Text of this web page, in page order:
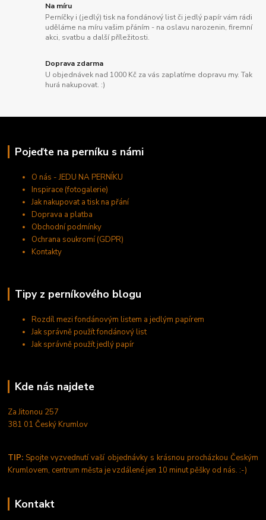
Na míru
Perníčky i (jedlý) tisk na fondánový list či jedlý papír vám rádi
uděláme na míru vašim přáním - na oslavu narozenin, firemní
akci, svatbu a další příležitosti.
Doprava zdarma
U objednávek nad 1000 Kč za vás zaplatíme dopravu my. Tak
hurá nakupovat. :)
Pojeďte na perníku s námi
O nás - JEDU NA PERNÍKU
Inspirace (fotogalerie)
Jak nakupovat a tisk na přání
Doprava a platba
Obchodní podmínky
Ochrana soukromí (GDPR)
Kontakty
Tipy z perníkového blogu
Rozdíl mezi fondánovým listem a jedlým papírem
Jak správně použít fondánový list
Jak správně použít jedlý papír
Kde nás najdete
Za Jitonou 257
381 01 Český Krumlov
TIP: Spojte vyzvednutí vaší objednávky s krásnou procházkou Českým
Krumlovem, centrum města je vzdálené jen 10 minut pěšky od nás. :-)
Kontakt